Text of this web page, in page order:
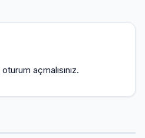
oturum açmalısınız.